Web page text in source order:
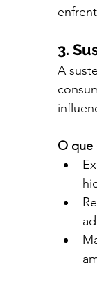
3.
A
O que